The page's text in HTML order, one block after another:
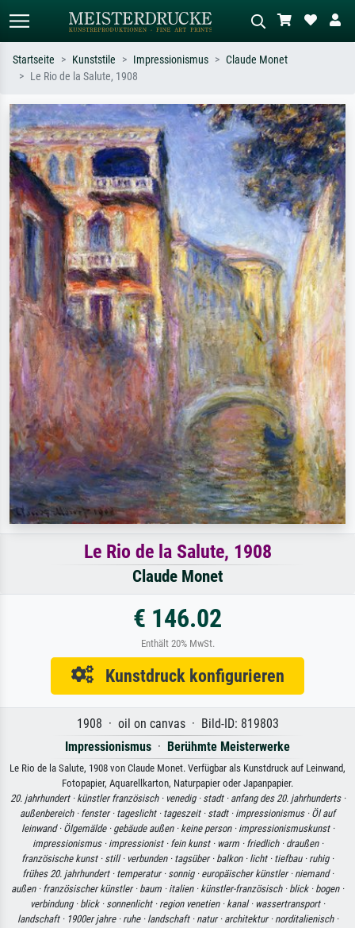
Suchen Sie nach Künstlern, Werktiteln
oder Stilen – z.B. Monet,
Sternennacht, Impressionismus, Welle
Hokusai, Akt.
Beschreiben Sie die Szene – z.B. Grüne
Wiese, Abstrakt mit viel Rot, Dunkles
Ölgemälde, Stehender Akt neben einem
Baum.
Startseite Kunststile Impressionismus
Claude Monet
Le Rio de la Salute, 1908
Le Rio de la Salute, 1908
Claude Monet
€ 146.02
Enthält 20% MwSt.
Kunstdruck konfigurieren
1908 · oil on canvas · Bild-ID: 819803
Impressionismus · Berühmte Meisterwerke
Le Rio de la Salute, 1908 von Claude Monet. Verfügbar als Kunstdruck auf Leinwand,
Fotopapier, Aquarellkarton, Naturpapier oder Japanpapier.
20. jahrhundert · künstler französisch · venedig · stadt · anfang des 20. jahrhunderts ·
außenbereich · fenster · tageslicht · tageszeit · stadt · impressionismus · Öl auf
leinwand · Ölgemälde · gebäude außen · keine person · impressionismuskunst ·
impressionismus · impressionist · fein kunst · warm · friedlich · draußen ·
französische kunst · still · verbunden · tagsüber · balkon · licht · tiefbau · ruhig ·
frühes 20. jahrhundert · temperatur · sonnig · europäischer künstler · niemand ·
außen · französischer künstler · baum · italien · künstler-französisch · blick · bogen ·
verbindung · blick · sonnenlicht · region venetien · kanal · wassertransport ·
landschaft · 1900er jahre · ruhe · landschaft · natur · architektur · norditalienisch ·